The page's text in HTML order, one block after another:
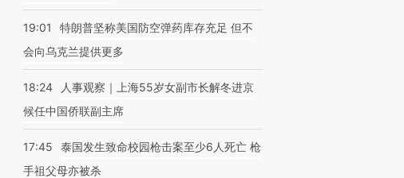
19:01
特朗普坚称美国防空弹药库存充足 但不
会向乌克兰提供更多
18:24
人事观察｜上海55岁女副市长解冬进京
候任中国侨联副主席
17:45
泰国发生致命校园枪击案至少6人死亡 枪
手祖父母亦被杀